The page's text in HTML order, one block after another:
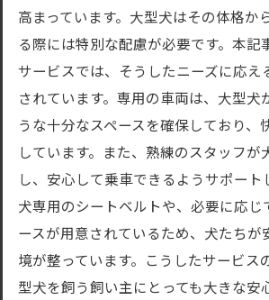
最新設備を活用した健康維持
輸送中の健康管理サポート
専門スタッフによる健康チ
動物病院との連携による安心
東京都の犬送迎サービスが提供
さ
安全性を確保するための最
快適な送迎環境を支える設備
各種保険対応の安心感
高まっています。大型犬はその体格か
る際には特別な配慮が必要です。本記
サービスでは、そうしたニーズに応え
されています。専用の車両は、大型犬
うな十分なスペースを確保しており、
しています。また、熟練のスタッフが
し、安心して乗車できるようサポート
犬専用のシートベルトや、必要に応じ
ースが用意されているため、犬たちが
境が整っています。こうしたサービス
型犬を飼う飼い主にとっても大きな安